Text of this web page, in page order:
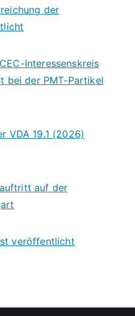
der
Interessenskreis
bei der PMT-Partikel
VDA 19.1 (2026)
auf der
veröffentlicht